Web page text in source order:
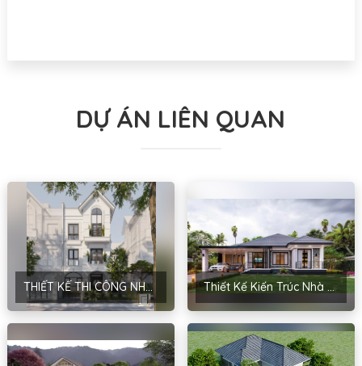
DỰ ÁN LIÊN QUAN
THIẾT KẾ THI CÔNG NHÀ HIỆN ĐẠI CỦA ANH PHƯƠNG TẠI HÀ NỘI